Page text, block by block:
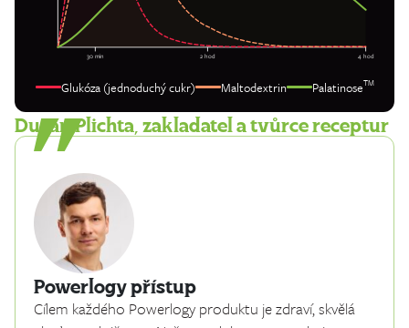
30 min 2 hod 4 hod
Glukóza (jednoduchý cukr) Maltodextrin PalatinoseTM
Dušan Plichta, zakladatel a tvůrce receptur
Powerlogy přístup
Cílem každého Powerlogy produktu je zdraví, skvělá